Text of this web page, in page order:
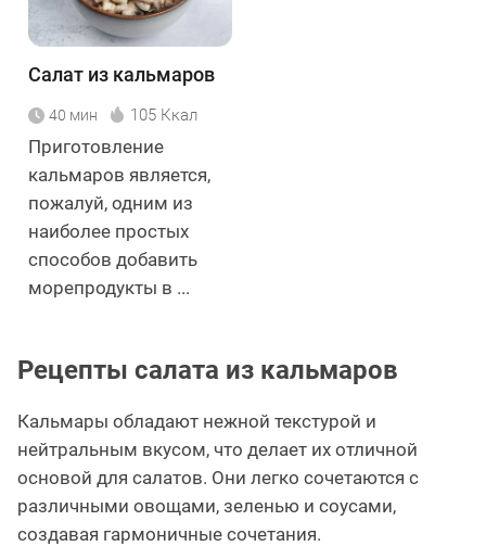
Салат из кальмаров
40 мин 105 Ккал
Приготовление
кальмаров является,
пожалуй, одним из
наиболее простых
способов добавить
морепродукты в ...
Рецепты салата из кальмаров
Кальмары обладают нежной текстурой и
нейтральным вкусом, что делает их отличной
основой для салатов. Они легко сочетаются с
различными овощами, зеленью и соусами,
создавая гармоничные сочетания.